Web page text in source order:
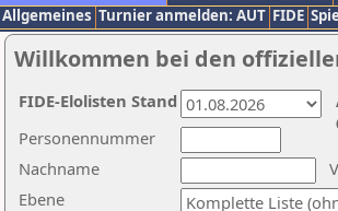
Allgemeines Turnier anmelden: AUT FIDE
Willkommen bei den
Nachname
Ebene
Personennummer
FIDE-Elolisten Stand